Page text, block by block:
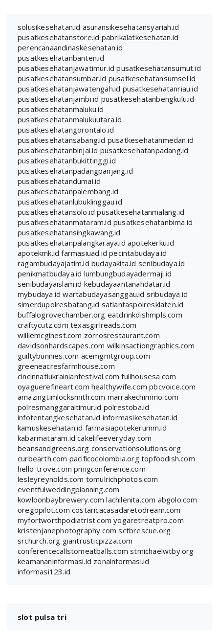
solusikesehatan.id asuransikesehatansyariah.id
pusatkesehatanstore.id pabrikalatkesehatan.id
perencanaandinaskesehatan.id
pusatkesehatanbanten.id
pusatkesehatanjawatimur.id pusatkesehatansumut.id
pusatkesehatansumbar.id pusatkesehatansumsel.id
pusatkesehatanjawatengah.id pusatkesehatanriau.id
pusatkesehatanjambi.id pusatkesehatanbengkulu.id
pusatkesehatanmaluku.id
pusatkesehatanmalukuutara.id
pusatkesehatangorontalo.id
pusatkesehatansabang.id pusatkesehatanmedan.id
pusatkesehatanbinjai.id pusatkesehatanpadang.id
pusatkesehatanbukittinggi.id
pusatkesehatanpadangpanjang.id
pusatkesehatandumai.id
pusatkesehatanpalembang.id
pusatkesehatanlubuklinggau.id
pusatkesehatansolo.id pusatkesehatanmalang.id
pusatkesehatanmataram.id pusatkesehatanbima.id
pusatkesehatansingkawang.id
pusatkesehatanpalangkaraya.id apotekerku.id
apotekmk.id farmasiuad.id pecintabudaya.id
ragambudayajatim.id budayakita.id senibudaya.id
penikmatbudaya.id lumbungbudayadermaji.id
senibudayaislam.id kebudayaantanahdatar.id
mybudaya.id wartabudayasanggau.id sribudaya.id
simerdupolresbatang.id satlantaspolresklaten.id
buffalogrovechamber.org eatdrinkdishmpls.com
craftycutz.com texasgirlreads.com
williemcginest.com zorrosrestaurant.com
davidsonhardscapes.com wilkinsactiongraphics.com
guiltybunnies.com acemgmtgroup.com
greeneacresfarmhouse.com
cincinnatiukrainianfestival.com fullhousesa.com
oyaguerefineart.com healthywife.com pbcvoice.com
amazingtimlocksmith.com marrakechimmo.com
polresmanggaraitimur.id polrestoba.id
infotentangkesehatan.id informasikesehatan.id
kamuskesehatan.id farmasiapotekerumm.id
kabarmataram.id cakelifeeveryday.com
beansandgreens.org conservationsolutions.org
curbearth.com pacificocolombia.org topfoodish.com
hello-trove.com pmigconference.com
lesleyreynolds.com tomulrichphotos.com
eventfulweddingplanning.com
kowloonbaybrewery.com lachilenita.com abgolo.com
oregopilot.com costaricacasadaretodream.com
myfortworthpodiatrist.com yogaretreatpro.com
kristenjanephotography.com sctbrescue.org
srchurch.org giantrusticpizza.com
conferencecallstomeatballs.com stmichaelwtby.org
keamananinformasi.id zonainformasi.id
informasi123.id
slot pulsa tri